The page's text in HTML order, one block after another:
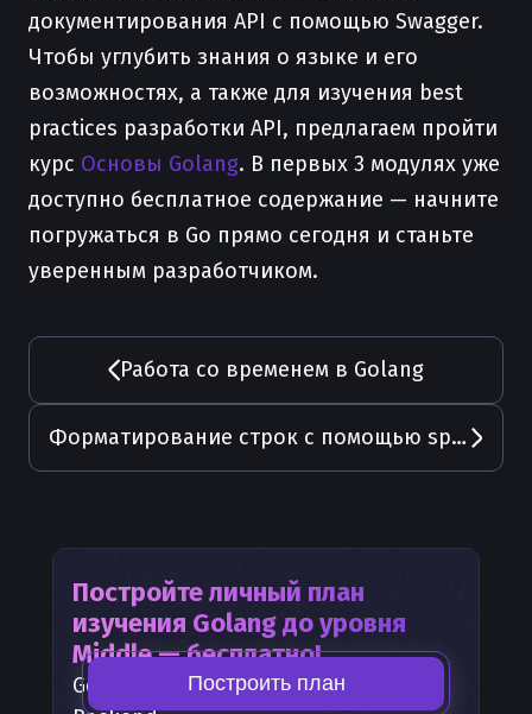
документирования API с помощью Swagger.
Чтобы углубить знания о языке и его
возможностях, а также для изучения best
practices разработки API, предлагаем пройти
курс Основы Golang. В первых 3 модулях уже
доступно бесплатное содержание — начните
погружаться в Go прямо сегодня и станьте
уверенным разработчиком.
Работа со временем в Golang
Форматирование строк с помощью sprintf, printf и fprintf в Golang
Постройте личный план
изучения Golangдо уровня
Middle — бесплатно!
Golang
— часть карты развития
Построить план